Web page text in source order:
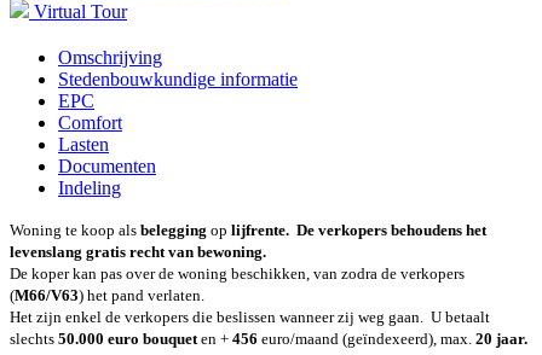
Virtual Tour
Omschrijving
Stedenbouwkundige informatie
EPC
Comfort
Lasten
Documenten
Indeling
Woning te koop als belegging op lijfrente. De verkopers behoudens het
levenslang gratis recht van bewoning.
De koper kan pas over de woning beschikken, van zodra de verkopers
(M66/V63) het pand verlaten.
Het zijn enkel de verkopers die beslissen wanneer zij weg gaan. U betaalt
slechts 50.000 euro bouqueten + 456 euro/maand (geïndexeerd), max. 20 jaar.